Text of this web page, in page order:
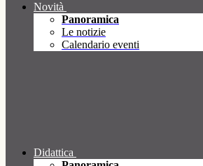
Novità
Panoramica
Le notizie
Calendario eventi
Didattica